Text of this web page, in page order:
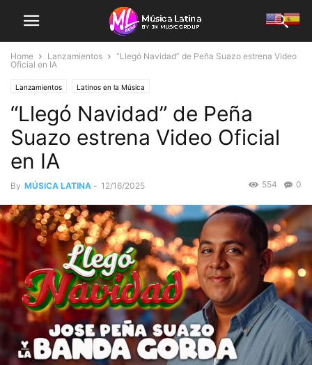
Home Lanzamientos
“Llegó Navidad” de Peña Suazo estrena Video
Oficial en IA
Lanzamientos Latinos en la Música
“Llegó Navidad” de Peña
Suazo estrena Video Oficial
en IA
By MÚSICA LATINA - 12/16/2025 0
554